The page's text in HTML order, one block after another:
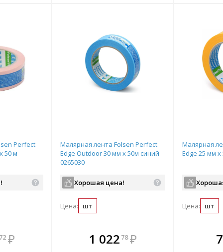
Perfect
50 м
72 ₽
В комплекте
всегда выгоднее!
Малярная лента Folsen Perfect
Edge Outdoor 30 мм х 50м синий
0265030
Хорошая цена!
Цена: шт
1 022 78 ₽
В
всегда
Малярная
Edge 25 мм
Цена: шт
В комплекте
всегда выгоднее!